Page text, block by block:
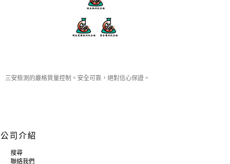
三安檢測的嚴格質量控制。安全可靠，絕對信心保證。
公司介紹
搜尋
聯絡我們